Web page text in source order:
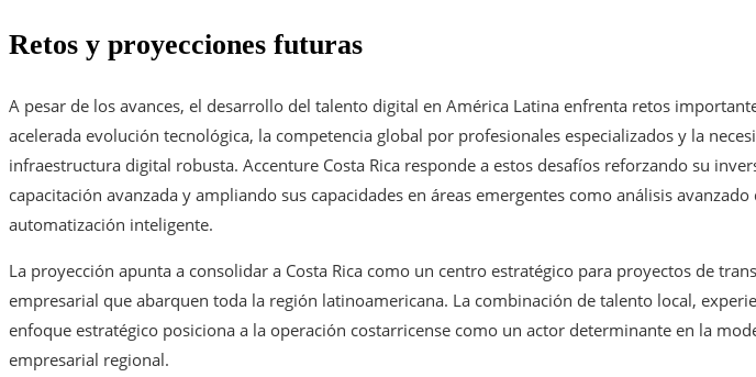
Retos y proyecciones futuras
A pesar de los avances, el desarrollo del talento digital en América Latina enfrenta retos
acelerada evolución tecnológica, la competencia global por profesionales especializados y la
infraestructura digital robusta. Accenture Costa Rica responde a estos desafíos reforzando su
capacitación avanzada y ampliando sus capacidades en áreas emergentes como análisis avanzado
automatización inteligente.
La proyección apunta a consolidar a Costa Rica como un centro estratégico para proyectos de
empresarial que abarquen toda la región latinoamericana. La combinación de talento local,
enfoque estratégico posiciona a la operación costarricense como un actor determinante en la
empresarial regional.